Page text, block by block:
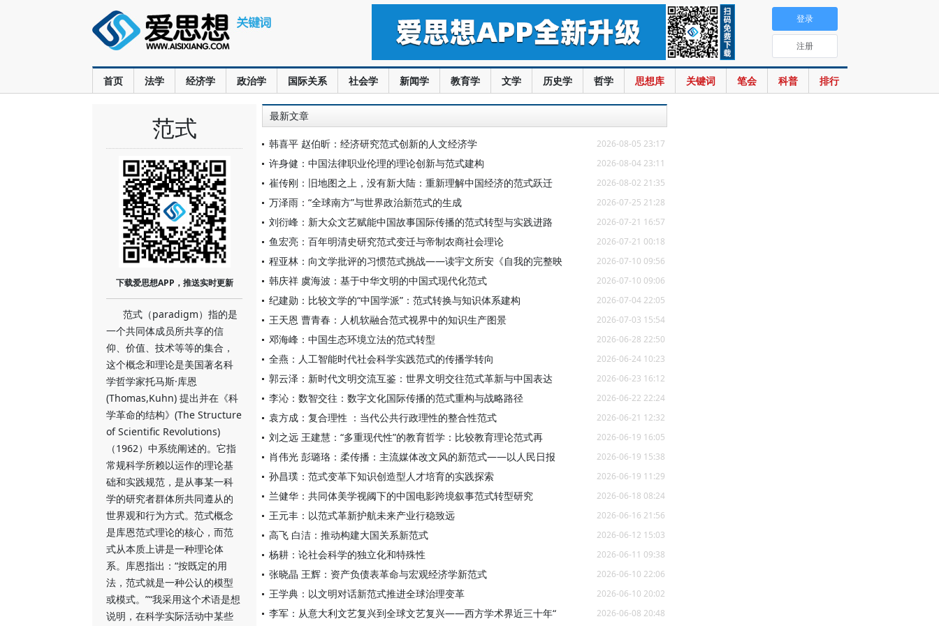
首页 法学 经济学 政治学 国际关系 社会学 新闻学 教育学 文学 历史学 哲学 思想库 关键词 笔会 科普 排行
登录
注册
范式
下载爱思想APP，推送实时更新
范式（paradigm）指的是
一个共同体成员所共享的信
仰、价值、技术等等的集合，
这个概念和理论是美国著名科
学哲学家托马斯·库恩
(Thomas,Kuhn) 提出并在《科
学革命的结构》(The Structure
of Scientific Revolutions)
（1962）中系统阐述的。它指
常规科学所赖以运作的理论基
础和实践规范，是从事某一科
学的研究者群体所共同遵从的
世界观和行为方式。范式概念
是库恩范式理论的核心，而范
式从本质上讲是一种理论体
系。库恩指出：“按既定的用
法，范式就是一种公认的模型
或模式。”“我采用这个术语是想
说明，在科学实际活动中某些
最新文章
韩喜平 赵伯昕：经济研究范式创新的人文经济学 2026-08-05 23:17
许身健：中国法律职业伦理的理论创新与范式建构 2026-08-04 23:11
崔传刚：旧地图之上，没有新大陆：重新理解中国经济的范式跃迁 2026-08-02 21:35
万泽雨：“全球南方”与世界政治新范式的生成 2026-07-25 21:28
刘衍峰：新大众文艺赋能中国故事国际传播的范式转型与实践进路 2026-07-21 16:57
鱼宏亮：百年明清史研究范式变迁与帝制农商社会理论 2026-07-21 00:18
程亚林：向文学批评的习惯范式挑战——读宇文所安《自我的完整映 2026-07-10 09:56
韩庆祥 虞海波：基于中华文明的中国式现代化范式 2026-07-10 09:06
纪建勋：比较文学的“中国学派”：范式转换与知识体系建构 2026-07-04 22:05
王天恩 曹青春：人机软融合范式视界中的知识生产图景 2026-07-03 15:54
邓海峰：中国生态环境立法的范式转型 2026-06-28 22:50
全燕：人工智能时代社会科学实践范式的传播学转向 2026-06-24 10:23
郭云泽：新时代文明交流互鉴：世界文明交往范式革新与中国表达 2026-06-23 16:12
李沁：数智交往：数字文化国际传播的范式重构与战略路径 2026-06-22 22:24
袁方成：复合理性 ：当代公共行政理性的整合性范式 2026-06-21 12:32
刘之远 王建慧：“多重现代性”的教育哲学：比较教育理论范式再 2026-06-19 16:05
肖伟光 彭璐珞：柔传播：主流媒体改文风的新范式——以人民日报 2026-06-19 15:38
孙昌璞：范式变革下知识创造型人才培育的实践探索 2026-06-19 11:29
兰健华：共同体美学视阈下的中国电影跨境叙事范式转型研究 2026-06-18 08:24
王元丰：以范式革新护航未来产业行稳致远 2026-06-16 21:56
高飞 白洁：推动构建大国关系新范式 2026-06-12 15:03
杨耕：论社会科学的独立化和特殊性 2026-06-11 09:38
张晓晶 王辉：资产负债表革命与宏观经济学新范式 2026-06-10 22:06
王学典：以文明对话新范式推进全球治理变革 2026-06-10 20:02
李军：从意大利文艺复兴到全球文艺复兴——西方学术界近三十年“ 2026-06-08 20:48